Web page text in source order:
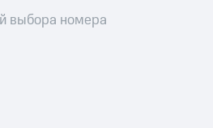
выбора номера